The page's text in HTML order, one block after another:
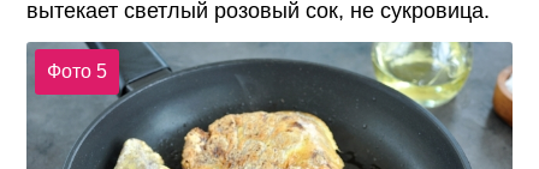
вытекает светлый розовый сок, не сукровица.
Фото 5